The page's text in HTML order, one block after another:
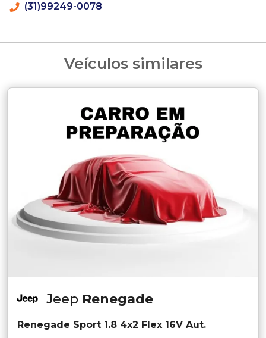
(31)99249-0078
Veículos similares
Jeep Renegade
Renegade Sport 1.8 4x2 Flex 16V Aut.